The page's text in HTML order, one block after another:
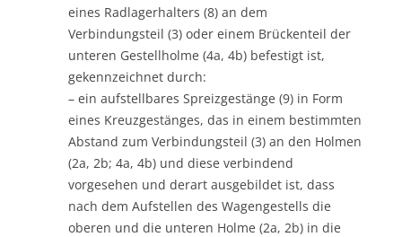
eines Radlagerhalters (8) an dem
Verbindungsteil (3) oder einem Brückenteil der
unteren Gestellholme (4a, 4b) befestigt ist,
gekennzeichnet durch:
– ein aufstellbares Spreizgestänge (9) in Form
eines Kreuzgestänges, das in einem bestimmten
Abstand zum Verbindungsteil (3) an den Holmen
(2a, 2b; 4a, 4b) und diese verbindend
vorgesehen und derart ausgebildet ist, dass
nach dem Aufstellen des Wagengestells die
oberen und die unteren Holme (2a, 2b) in die